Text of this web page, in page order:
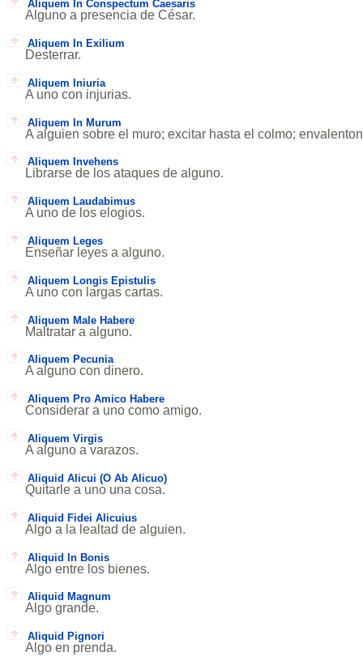
Aliquem In Conspectum Caesaris
Alguno a presencia de César.
Aliquem In Exilium
Desterrar.
Aliquem Iniuria
A uno con injurias.
Aliquem In Murum
A alguien sobre el muro; excitar hasta el colmo;
Aliquem Invehens
Librarse de los ataques de alguno.
Aliquem Laudabimus
A uno de los elogios.
Aliquem Leges
Enseñar leyes a alguno.
Aliquem Longis Epistulis
A uno con largas cartas.
Aliquem Male Habere
Maltratar a alguno.
Aliquem Pecunia
A alguno con dinero.
Aliquem Pro Amico Habere
Considerar a uno como amigo.
Aliquem Virgis
A alguno a varazos.
Aliquid Alicui (O Ab Alicuo)
Quitarle a uno una cosa.
Aliquid Fidei Alicuius
Algo a la lealtad de alguien.
Aliquid In Bonis
Algo entre los bienes.
Aliquid Magnum
Algo grande.
Aliquid Pignori
Algo en prenda.